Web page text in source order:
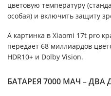
цветовую температуру
особая) и включить защиту
А картинка в Xiaomi 17t pro
передает 68 миллиардов
HDR10+ и Dolby Vision.
БАТАРЕЯ 7000 МАЧ – ДВА